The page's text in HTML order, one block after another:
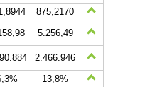
875,2170
5.256,49
2.466.946
13,8%